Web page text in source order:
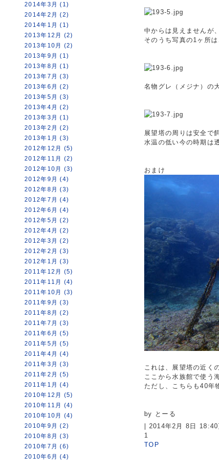
2014年3月 (1)
2014年2月 (2)
2014年1月 (1)
2013年12月 (2)
2013年10月 (2)
2013年9月 (1)
2013年8月 (1)
2013年7月 (3)
2013年6月 (2)
2013年5月 (3)
2013年4月 (2)
2013年3月 (1)
2013年2月 (2)
2013年1月 (3)
2012年12月 (5)
2012年11月 (2)
2012年10月 (3)
2012年9月 (4)
2012年8月 (3)
2012年7月 (4)
2012年6月 (4)
2012年5月 (2)
2012年4月 (2)
2012年3月 (2)
2012年2月 (3)
2012年1月 (3)
2011年12月 (5)
2011年11月 (4)
2011年10月 (3)
2011年9月 (3)
2011年8月 (2)
2011年7月 (3)
2011年6月 (5)
2011年5月 (5)
2011年4月 (4)
2011年3月 (3)
2011年2月 (5)
2011年1月 (4)
2010年12月 (5)
2010年11月 (4)
2010年10月 (4)
2010年9月 (2)
2010年8月 (3)
2010年7月 (6)
2010年6月 (4)
中からは見えませんが
そのうち写真の1ヶ所
名物グレ（メジナ）の
展望塔の周りは安全で
水温の低い今の時期は
おまけ
これは、展望塔の近く
ここから水族館で使う
ただし、こちらも40年
by とーる
| 2014年2月 8日
1
TOP